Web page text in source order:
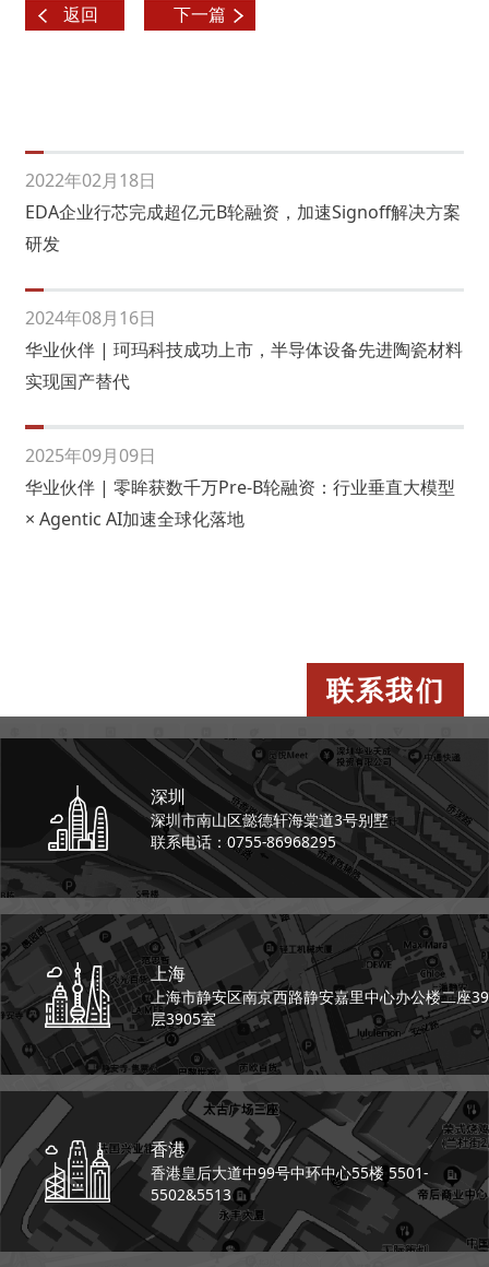
返回 下一篇
2022年02月18日
EDA企业行芯完成超亿元B轮融资，加速Signoff解决方案
研发
2024年08月16日
华业伙伴 | 珂玛科技成功上市，半导体设备先进陶瓷材料
实现国产替代
2025年09月09日
华业伙伴 | 零眸获数千万Pre-B轮融资：行业垂直大模型
× Agentic AI加速全球化落地
联系我们
深圳
深圳市南山区懿德轩海棠道3号别墅
联系电话：0755-86968295
上海
上海市静安区南京西路静安嘉里中心办公楼二座39
层3905室
香港
香港皇后大道中99号中环中心55楼 5501-
5502&5513